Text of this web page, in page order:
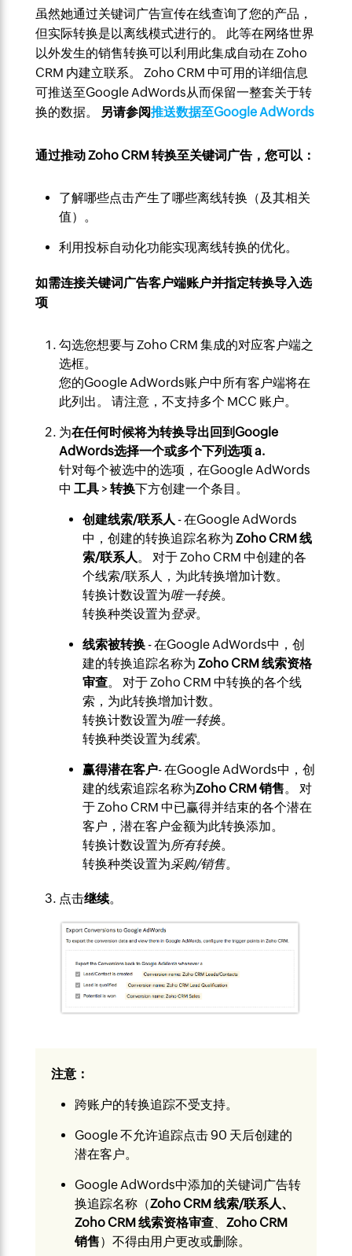
虽然她通过关键词广告宣传在线查询了您的产品，
但实际转换是以离线模式进行的。 此等在网络世界
以外发生的销售转换可以利用此集成自动在 Zoho
CRM 内建立联系。 Zoho CRM 中可用的详细信息
可推送至Google AdWords从而保留一整套关于转
换的数据。
另请参阅推送数据至Google AdWords
通过推动 Zoho CRM 转换至关键词广告，您可以：
了解哪些点击产生了哪些离线转换（及其相关
值）。
利用投标自动化功能实现离线转换的优化。
如需连接关键词广告客户端账户并指定转换导入选
项
勾选您想要与 Zoho CRM 集成的对应客户端之
选框。
您的Google AdWords账户中所有客户端将在
此列出。 请注意，不支持多个 MCC 账户。
为在任何时候将为转换导出回到Google
AdWords选择一个或多个下列选项 a.
针对每个被选中的选项，在Google AdWords
中 工具> 转换下方创建一个条目。
创建线索/联系人 - 在Google AdWords
中，创建的转换追踪名称为 Zoho CRM 线
索/联系人。 对于 Zoho CRM 中创建的各
个线索/联系人，为此转换增加计数。
转换计数设置为唯一转换。
转换种类设置为登录。
线索被转换- 在Google AdWords中，创
建的转换追踪名称为 Zoho CRM 线索资格
审查。 对于 Zoho CRM 中转换的各个线
索，为此转换增加计数。
转换计数设置为唯一转换。
转换种类设置为线索。
赢得潜在客户- 在Google AdWords中，创
建的线索追踪名称为Zoho CRM 销售。 对
于 Zoho CRM 中已赢得并结束的各个潜在
客户，潜在客户金额为此转换添加。
转换计数设置为所有转换。
转换种类设置为采购/销售。
点击继续。
注意：
跨账户的转换追踪不受支持。
Google 不允许追踪点击 90 天后创建的
潜在客户。
Google AdWords中添加的关键词广告转
换追踪名称（Zoho CRM 线索/联系人、
Zoho CRM 线索资格审查、 Zoho CRM
销售）不得由用户更改或删除。